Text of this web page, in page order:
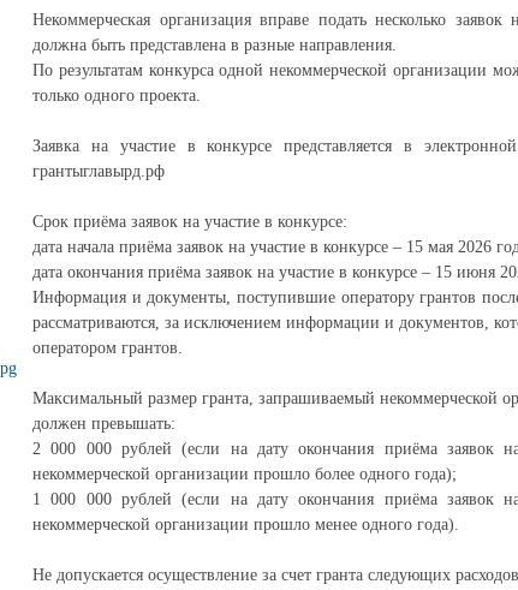
Некоммерческая организация вправе подать несколько
должна быть представлена в разные направления.
По результатам конкурса одной некоммерческой организации
только одного проекта.
Заявка на участие в конкурсе представляется в
грантыглавырд.рф
Срок приёма заявок на участие в конкурсе:
дата начала приёма заявок на участие в конкурсе – 15 мая 2026
дата окончания приёма заявок на участие в конкурсе – 15 июня
Информация и документы, поступившие оператору грантов
рассматриваются, за исключением информации и документов,
оператором грантов.
Максимальный размер гранта, запрашиваемый некоммерческой
должен превышать:
2 000 000 рублей (если на дату окончания приёма заявок
некоммерческой организации прошло более одного года);
1 000 000 рублей (если на дату окончания приёма заявок
некоммерческой организации прошло менее одного года).
Не допускается осуществление за счет гранта следующих